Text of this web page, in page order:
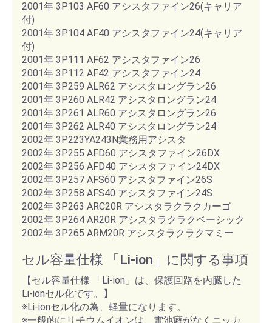
2001年 3P103 AF60 アシスタファイン26(キャリア
付)
2001年 3P104 AF40 アシスタファイン24(キャリア
付)
2001年 3P111 AF62 アシスタファイン26
2001年 3P112 AF42 アシスタファイン24
2001年 3P259 ALR62 アシスタロングラン26
2001年 3P260 ALR42 アシスタロングラン24
2001年 3P261 ALR60 アシスタロングラン26
2001年 3P262 ALR40 アシスタロングラン24
2002年 3P223YA243N業務用アシスタ
2002年 3P255 AFD60 アシスタファイン26DX
2002年 3P256 AFD40 アシスタファイン24DX
2002年 3P257 AFS60 アシスタファイン26S
2002年 3P258 AFS40 アシスタファイン24S
2002年 3P263 ARC20R アシスタラクラクカーゴ
2002年 3P264 AR20R アシスタラクラクベーシック
2002年 3P265 ARM20R アシスタラクラクマミー
セル容量仕様 「Li-ion」に関する事項
【セル容量仕様 「Li-ion」は、保護回路を内臓した
Li-ionセル化です。】
※Li-ionセル化の為、軽量になります。
※一般的にリチウムイオンは、電池癖がなくニッカ